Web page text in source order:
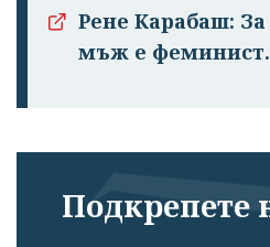
Рене Карабаш:
мъж е
Подкрепете